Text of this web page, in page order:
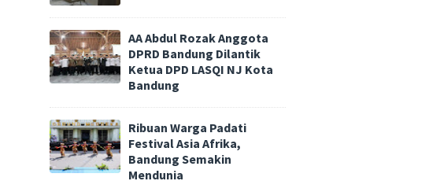
AA Abdul Rozak Anggota
DPRD Bandung Dilantik
Ketua DPD LASQI NJ Kota
Bandung
Ribuan Warga Padati
Festival Asia Afrika,
Bandung Semakin
Mendunia